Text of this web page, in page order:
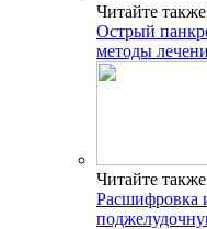
Читайте
Острый
методы
Читайте
Расшифровка